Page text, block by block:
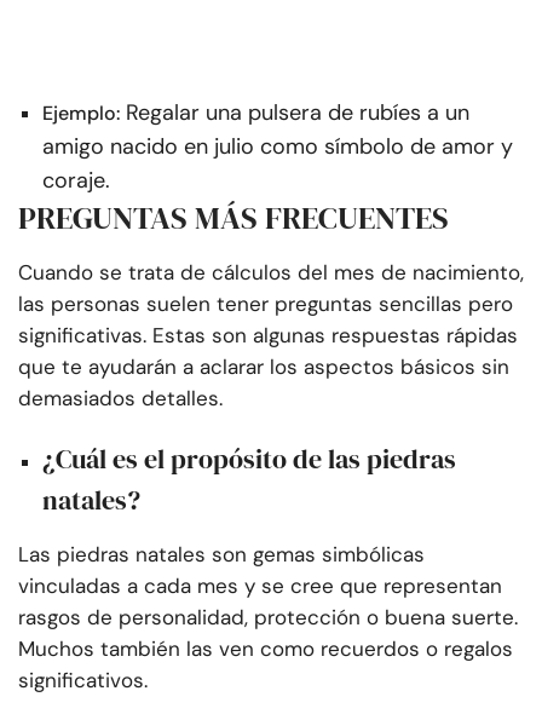
Ejemplo: Regalar una pulsera de rubíes a un
amigo nacido en julio como símbolo de amor y
coraje.
PREGUNTAS MÁS FRECUENTES
Cuando se trata de cálculos del mes de nacimiento,
las personas suelen tener preguntas sencillas pero
significativas. Estas son algunas respuestas rápidas
que te ayudarán a aclarar los aspectos básicos sin
demasiados detalles.
¿Cuál es el propósito de las piedras
natales?
Las piedras natales son gemas simbólicas
vinculadas a cada mes y se cree que representan
rasgos de personalidad, protección o buena suerte.
Muchos también las ven como recuerdos o regalos
significativos.